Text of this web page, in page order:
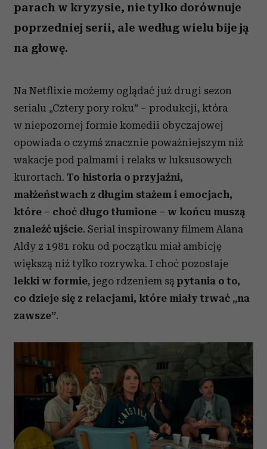
parach w kryzysie, nie tylko dorównuje
poprzedniej serii, ale według wielu bije ją
na głowę.
Na Netflixie możemy oglądać już drugi sezon
serialu „Cztery pory roku” – produkcji, która
w niepozornej formie komedii obyczajowej
opowiada o czymś znacznie poważniejszym niż
wakacje pod palmami i relaks w luksusowych
kurortach. To historia o przyjaźni,
małżeństwach z długim stażem i emocjach,
które – choć długo tłumione – w końcu muszą
znaleźć ujście. Serial inspirowany filmem Alana
Aldy z 1981 roku od początku miał ambicję
większą niż tylko rozrywka. I choć pozostaje
lekki w formie, jego rdzeniem są pytania o to,
co dzieje się z relacjami, które miały trwać „na
zawsze”.